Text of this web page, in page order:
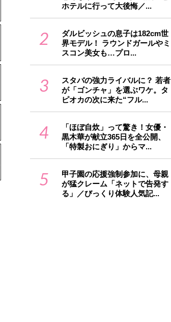
ホテルに行って大後悔／...
2
ダルビッシュの息子は182cm世
界モデル！ ラウンドガールやミ
スコン美女も…プロ...
3
スタバの強力ライバルに？ 若者
が「ゴンチャ」を選ぶワケ。タ
ピオカの次に来た“フル...
4
「ほぼ自炊」って驚き！女優・
黒木華が献立365日を全公開、
「特製おにぎり」からマ...
5
甲子園の応援強制参加に、母親
が猛クレーム「ネットで告発す
る」／びっくり体験人気記...